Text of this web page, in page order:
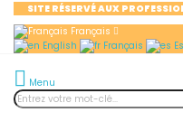
SITE RÉSERVÉ AUX
Français
English
Français
Menu